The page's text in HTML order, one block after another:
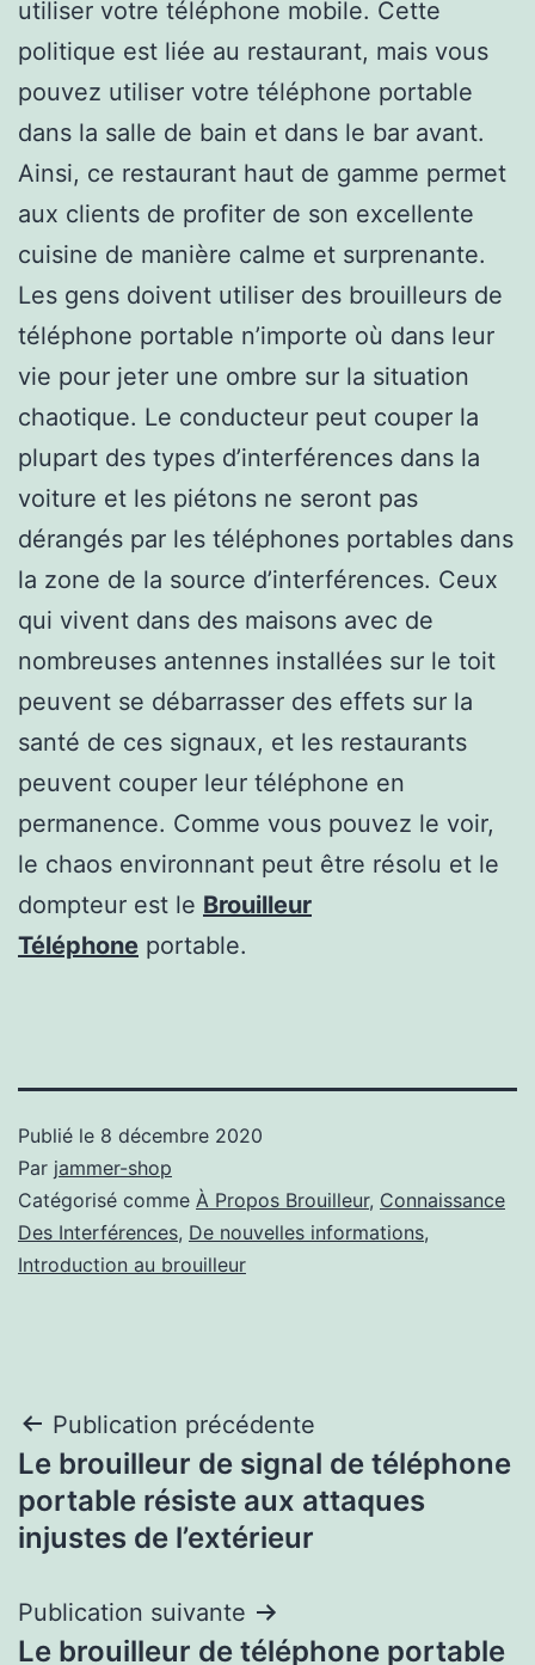
utiliser votre téléphone mobile. Cette
politique est liée au restaurant, mais vous
pouvez utiliser votre téléphone portable
dans la salle de bain et dans le bar avant.
Ainsi, ce restaurant haut de gamme permet
aux clients de profiter de son excellente
cuisine de manière calme et surprenante.
Les gens doivent utiliser des brouilleurs de
téléphone portable n’importe où dans leur
vie pour jeter une ombre sur la situation
chaotique. Le conducteur peut couper la
plupart des types d’interférences dans la
voiture et les piétons ne seront pas
dérangés par les téléphones portables dans
la zone de la source d’interférences. Ceux
qui vivent dans des maisons avec de
nombreuses antennes installées sur le toit
peuvent se débarrasser des effets sur la
santé de ces signaux, et les restaurants
peuvent couper leur téléphone en
permanence. Comme vous pouvez le voir,
le chaos environnant peut être résolu et le
dompteur est le Brouilleur
Téléphone portable.
Publié le 8 décembre 2020
Par jammer-shop
Catégorisé comme À Propos Brouilleur, Connaissance
Des Interférences, De nouvelles informations,
Introduction au brouilleur
Navigation
de
l’article
Publication précédente
Le brouilleur de signal de téléphone
portable résiste aux attaques
injustes de l’extérieur
Publication suivante
Le brouilleur de téléphone portable